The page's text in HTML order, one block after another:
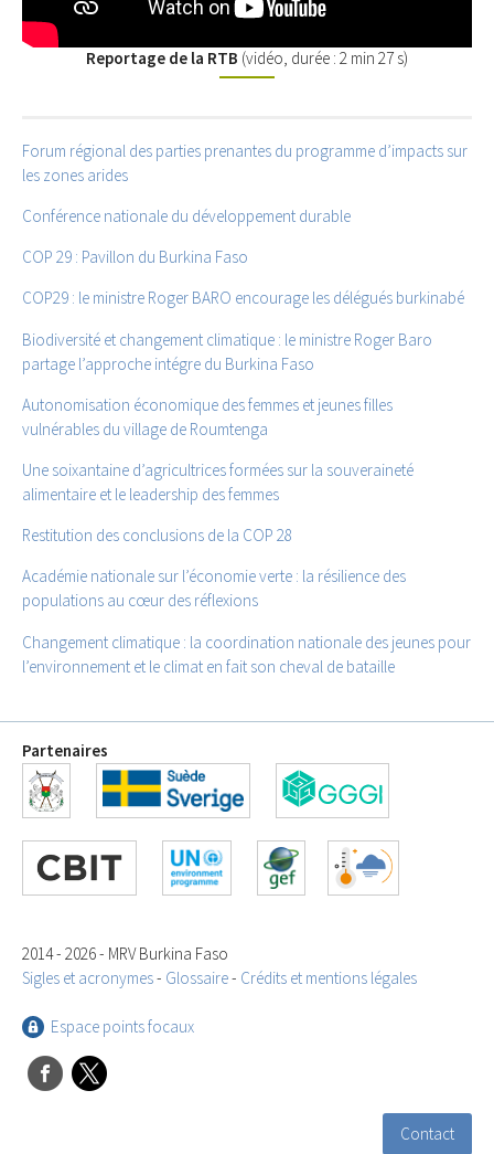
Reportage de la RTB (vidéo, durée : 2 min 27 s)
Forum régional des parties prenantes du programme d’impacts sur
les zones arides
Conférence nationale du développement durable
COP 29 : Pavillon du Burkina Faso
COP29 : le ministre Roger BARO encourage les délégués burkinabé
Biodiversité et changement climatique : le ministre Roger Baro
partage l’approche intégre du Burkina Faso
Autonomisation économique des femmes et jeunes filles
vulnérables du village de Roumtenga
Une soixantaine d’agricultrices formées sur la souveraineté
alimentaire et le leadership des femmes
Restitution des conclusions de la COP 28
Académie nationale sur l’économie verte : la résilience des
populations au cœur des réflexions
Changement climatique : la coordination nationale des jeunes pour
l’environnement et le climat en fait son cheval de bataille
Partenaires
2014 - 2026 - MRV Burkina Faso
Sigles et acronymes- Glossaire- Crédits et mentions légales
Espace points focaux
Contact